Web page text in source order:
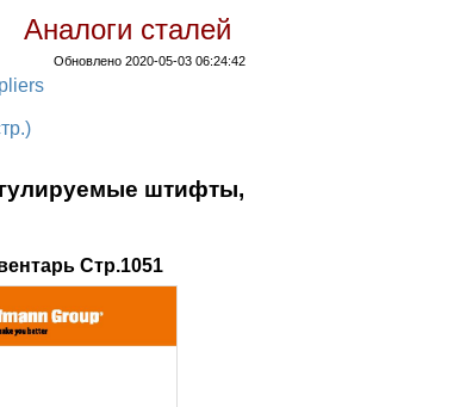
Аналоги сталей
Обновлено 2020-05-03 06:24:42
штифты,
Стр.1051